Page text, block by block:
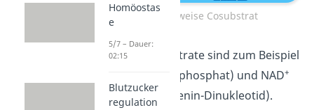
Funktionsweise Cosubstrat
Wichtige Cosubstrate sind zum Beispiel
ATP (Adenosintriphosphat) und NAD+
(Nikotinamid-Adenin-Dinukleotid).
Homöostas
e
5/7 – Dauer:
02:15
Blutzucker
regulation